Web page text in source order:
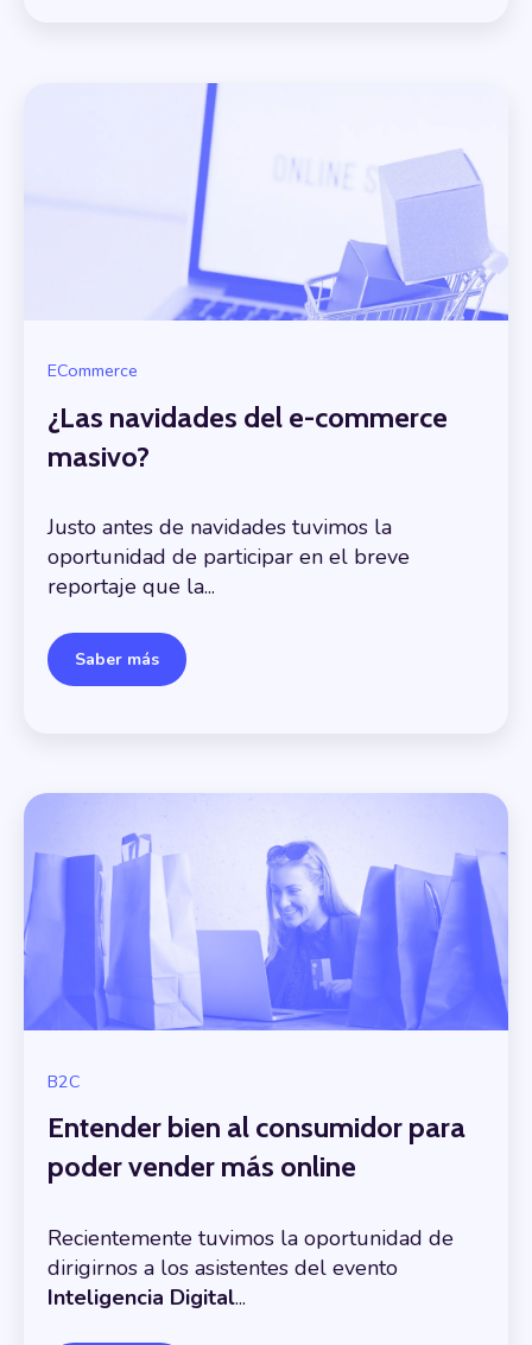
ECommerce
¿Las navidades del e-commerce
masivo?
Justo antes de navidades tuvimos la
oportunidad de participar en el breve
reportaje que la...
Saber más
B2C
Entender bien al consumidor para
poder vender más online
Recientemente tuvimos la oportunidad de
dirigirnos a los asistentes del evento
Inteligencia Digital...